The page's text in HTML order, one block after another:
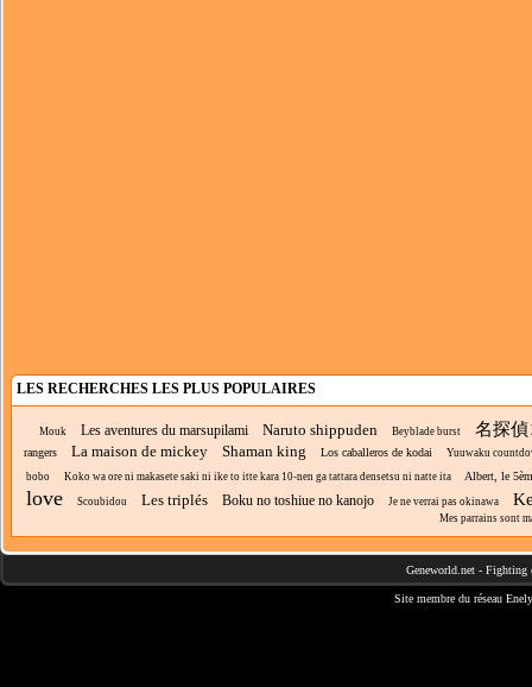
LES RECHERCHES LES PLUS POPULAIRES
Mouk Les aventures du marsupilami Naruto shippuden Beyblade burst 名探
rangers La maison de mickey Shaman king Los caballeros de kodai
Yuuwaku
bobo
Koko wa ore ni makasete saki ni ike to itte kara 10-nen ga tattara densetsu ni natte ita Albert, le
love Scoubidou Les triplés Boku no toshiue no kanojo Je ne verrai pas okinawa
Mes parrains sont
Geneworld.net - Fighting
Site membre du réseau